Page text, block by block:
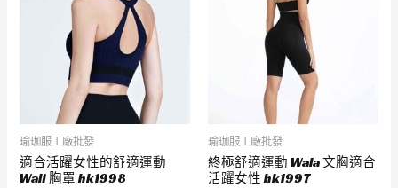
瑜珈服工廠批發
適合活躍女性的舒適運動
Wali 胸罩 hk1998
瑜珈服工廠批發
終極舒適運動 Wala 文胸適合
活躍女性 hk1997